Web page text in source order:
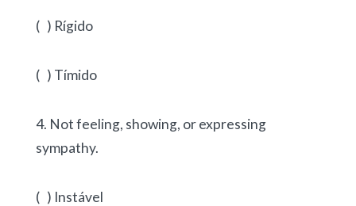
( ) Rígido
( ) Tímido
4. Not feeling, showing, or expressing
sympathy.
( ) Instável